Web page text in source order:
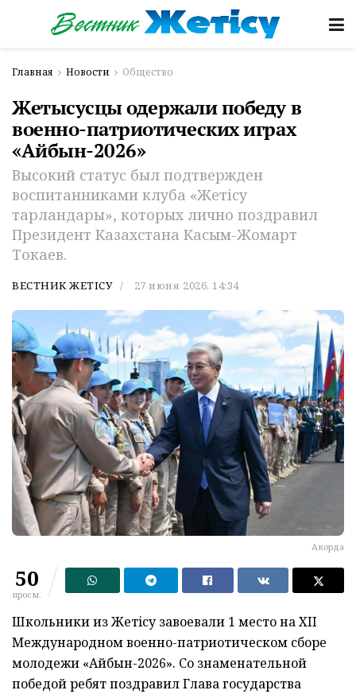
Главная Новости Общество
Жетысусцы одержали победу в
военно-патриотических играх
«Айбын-2026»
Высокий статус был подтвержден
воспитанниками клуба «Жетісу
тарландары», которых лично поздравил
Президент Казахстана Касым-Жомарт
Токаев.
ВЕСТНИК ЖЕТІСУ 27 июня 2026, 14:34
Акорда
50
просм.
Школьники из Жетiсу завоевали 1 место на XII
Международном военно-патриотическом сборе
молодежи «Айбын-2026». Со знаменательной
победой ребят поздравил Глава государства